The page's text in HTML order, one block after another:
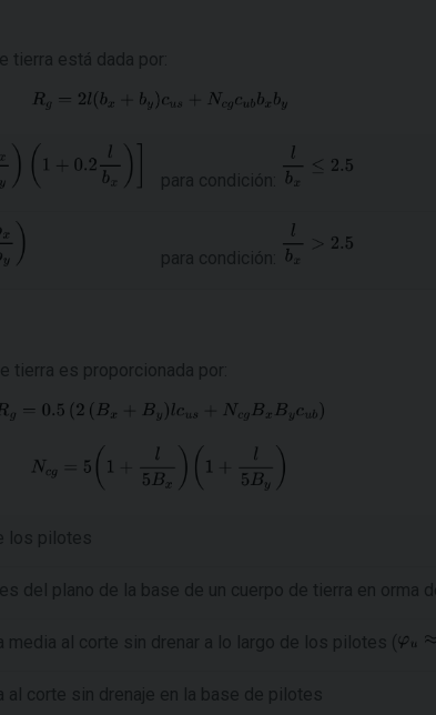
tierra está dada por:
para condición:
para condición:
tierra es proporcionada por:
los pilotes
del plano de la base de un cuerpo de tierra en orma
media al corte sin drenar a lo largo de los pilotes (
al corte sin drenaje en la base de pilotes